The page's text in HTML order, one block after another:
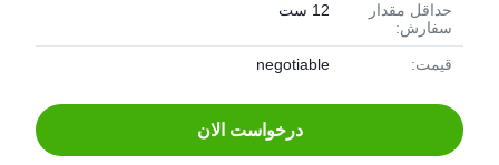
حداقل مقدار
سفارش:
12 ست
قیمت: negotiable
درخواست الان